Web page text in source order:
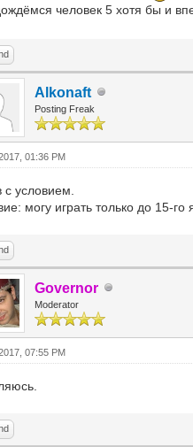
человек 5 хотя бы и
Alkonaft
Posting Freak
01:36 PM
с условием.
могу играть только до 15-го
Governor
Moderator
07:55 PM